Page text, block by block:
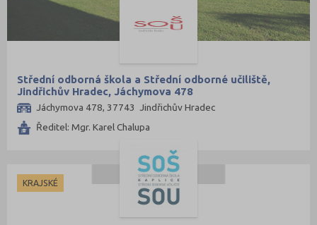
Střední odborná škola a Střední odborné učiliště,
Jindřichův Hradec, Jáchymova 478
Jáchymova 478, 37743 Jindřichův Hradec
Ředitel: Mgr. Karel Chalupa
KRAJSKÉ